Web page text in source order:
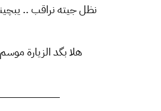
نظل جيته نراقب ..
هلا بگد الزيارة